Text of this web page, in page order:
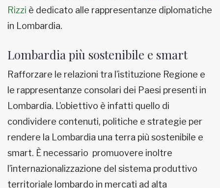
Rizzi è dedicato alle rappresentanze diplomatiche
in Lombardia.
Lombardia più sostenibile e smart
Rafforzare le relazioni tra l’istituzione Regione e
le rappresentanze consolari dei Paesi presenti in
Lombardia. L’obiettivo è infatti quello di
condividere contenuti, politiche e strategie per
rendere la Lombardia una terra più sostenibile e
smart. È necessario promuovere inoltre
l’internazionalizzazione del sistema produttivo
territoriale lombardo in mercati ad alta